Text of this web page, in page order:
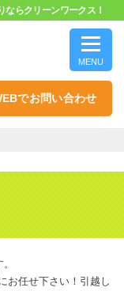
らクリーンワークス！
MENU
でお問い合わせ
お任せ下さい！引越し